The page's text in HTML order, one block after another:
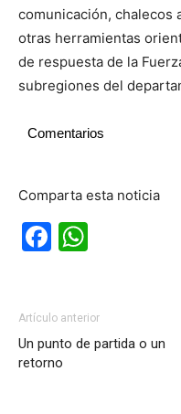
comunicación, chalecos
otras herramientas
de respuesta de la
subregiones del
Comentarios
Comparta esta noticia
Facebook
Artículo anterior
Un punto de partida o un
retorno